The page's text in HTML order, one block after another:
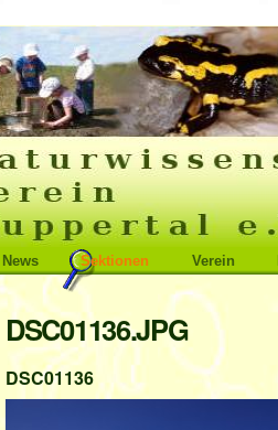
News Sektionen Verein
DSC01136.JPG
DSC01136